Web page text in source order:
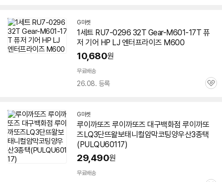
G마켓
1세트 RU7-0296 32T Gear-M601-17T 퓨
저 기어 HP LJ 엔터프라이즈 M600
10,680원
무료배송
26.08. 등록
관
G마켓
루이까또즈 루이까또즈 대구백화점 루이까또
즈LQ3단뜨왈보태니컬암막코팅양우산3종택
(PULQU60117)
29,490원
무료배송